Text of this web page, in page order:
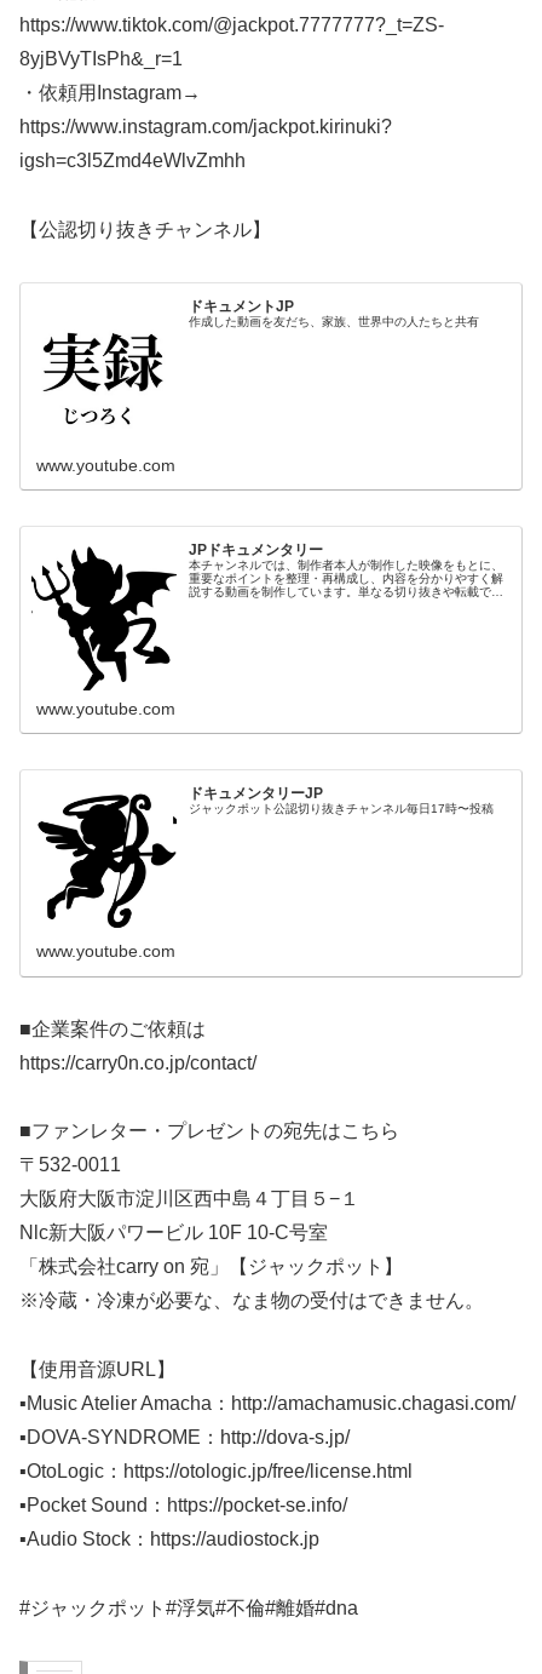
https://www.tiktok.com/@jackpot.7777777?_t=ZS-
8yjBVyTIsPh&_r=1
・依頼用Instagram→
https://www.instagram.com/jackpot.kirinuki?
igsh=c3l5Zmd4eWlvZmhh
【公認切り抜きチャンネル】
ドキュメントJP
作成した動画を友だち、家族、世界中の人たちと共有
www.youtube.com
JPドキュメンタリー
本チャンネルでは、制作者本人が制作した映像をもとに、
重要なポイントを整理・再構成し、内容を分かりやすく解
説する動画を制作しています。単なる切り抜きや転載では
www.youtube.com
ドキュメンタリーJP
ジャックポット公認切り抜きチャンネル毎日17時〜投稿
www.youtube.com
■企業案件のご依頼は
https://carry0n.co.jp/contact/
■ファンレター・プレゼントの宛先はこちら
〒532-0011
大阪府大阪市淀川区西中島４丁目５−１
Nlc新大阪パワービル 10F 10-C号室
「株式会社carry on 宛」【ジャックポット】
※冷蔵・冷凍が必要な、なま物の受付はできません。
【使用音源URL】
▪️Music Atelier Amacha：http://amachamusic.chagasi.com/
▪️DOVA-SYNDROME：http://dova-s.jp/
▪️OtoLogic：https://otologic.jp/free/license.html
▪️Pocket Sound：https://pocket-se.info/
▪️Audio Stock：https://audiostock.jp
#ジャックポット#浮気#不倫#離婚#dna